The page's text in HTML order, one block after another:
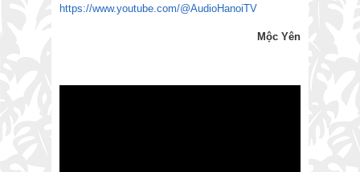
https://www.youtube.com/@AudioHanoiTV
Mộc Yên